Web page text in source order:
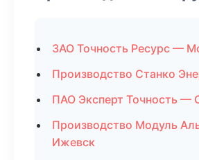
ЗАО Точность Ресурс —
Производство Станко
ПАО Эксперт Точность —
Производство Модуль
Ижевск